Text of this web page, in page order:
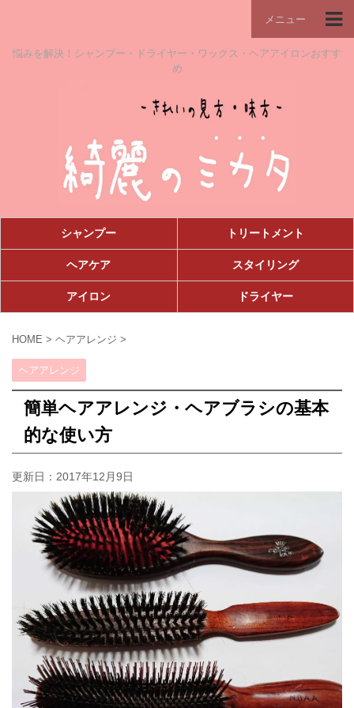
メニュー
悩みを解決！シャンプー・ドライヤー・ワックス・ヘアアイロンおすす
め
シャンプー トリートメント
ヘアケア スタイリング
アイロン ドライヤー
HOME > ヘアアレンジ >
ヘアアレンジ
簡単ヘアアレンジ・ヘアブラシの基本
的な使い方
更新日： 2017年12月9日